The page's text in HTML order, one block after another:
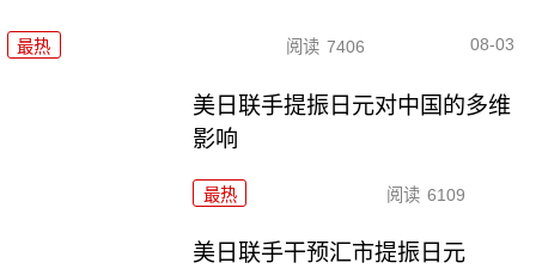
最热 阅读 7406 08-03
美日联手提振日元对中国的多维
影响
最热 阅读 6109
美日联手干预汇市提振日元